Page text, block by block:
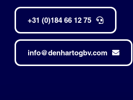
+31 (0)184 66 12 75
info@denhartogbv.com